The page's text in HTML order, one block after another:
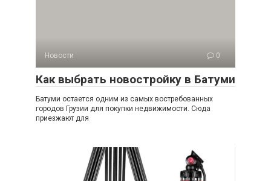
Новости 0
Как выбрать новостройку в Батуми
Батуми остается одним из самых востребованных
городов Грузии для покупки недвижимости. Сюда
приезжают для